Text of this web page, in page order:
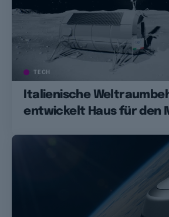
TECH
Italienische
entwickelt Haus für den